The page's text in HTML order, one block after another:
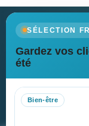
SÉLECTION
Gardez vos
été
Bien-être
Recevez nos